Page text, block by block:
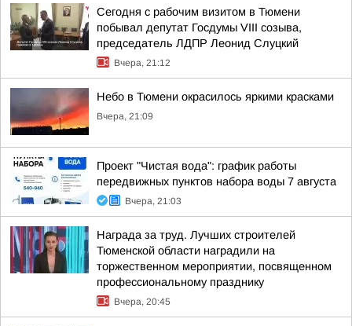
Сегодня с рабочим визитом в Тюмени
побывал депутат Госдумы VIII созыва,
председатель ЛДПР Леонид Слуцкий
Вчера, 21:12
Небо в Тюмени окрасилось яркими красками
Вчера, 21:09
Проект "Чистая вода": график работы
передвижных пунктов набора воды 7 августа
Вчера, 21:03
Награда за труд. Лучших строителей
Тюменской области наградили на
торжественном мероприятии, посвященном
профессиональному празднику
Вчера, 20:45